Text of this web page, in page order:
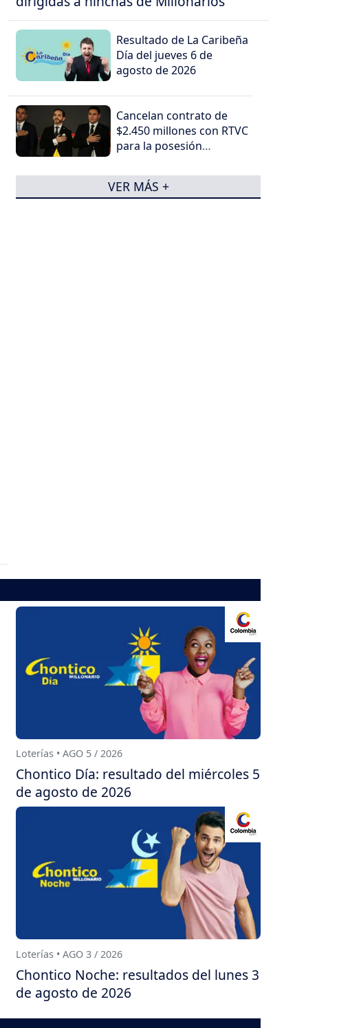
Resultado de La Caribeña
Día del jueves 6 de
agosto de 2026
Cancelan contrato de
$2.450 millones con RTVC
para la posesión
de la Espriella
VER MÁS +
Loterías • AGO 5 / 2026
Chontico Día: resultado del miércoles 5
de agosto de 2026
Loterías • AGO 3 / 2026
Chontico Noche: resultados del lunes 3
de agosto de 2026